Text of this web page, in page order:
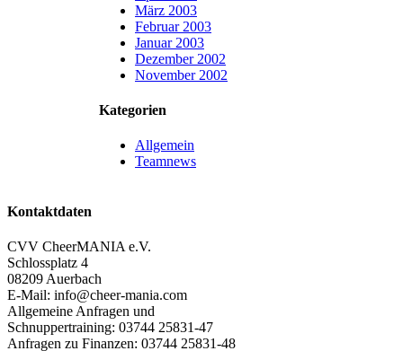
März 2003
Februar 2003
Januar 2003
Dezember 2002
November 2002
Kategorien
Allgemein
Teamnews
Kontaktdaten
CVV CheerMANIA e.V.
Schlossplatz 4
08209 Auerbach
E-Mail: info@cheer-mania.com
Allgemeine Anfragen und
Schnuppertraining: 03744 25831-47
Anfragen zu Finanzen: 03744 25831-48